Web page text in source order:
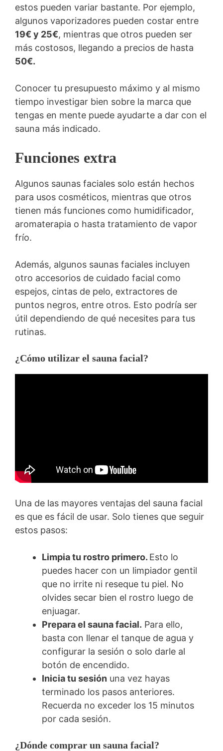
estos pueden variar bastante. Por ejemplo,
algunos vaporizadores pueden costar entre
19€ y 25€, mientras que otros pueden ser
más costosos, llegando a precios de hasta
50€.
Conocer tu presupuesto máximo y al mismo
tiempo investigar bien sobre la marca que
tengas en mente puede ayudarte a dar con el
sauna más indicado.
Funciones extra
Algunos saunas faciales solo están hechos
para usos cosméticos, mientras que otros
tienen más funciones como humidificador,
aromaterapia o hasta tratamiento de vapor
frío.
Además, algunos saunas faciales incluyen
otro accesorios de cuidado facial como
espejos, cintas de pelo, extractores de
puntos negros, entre otros. Esto podría ser
útil dependiendo de qué necesites para tus
rutinas.
¿Cómo utilizar el sauna facial?
Una de las mayores ventajas del sauna facial
es que es fácil de usar. Solo tienes que seguir
estos pasos:
Limpia tu rostro primero. Esto lo
puedes hacer con un limpiador gentil
que no irrite ni reseque tu piel. No
olvides secar bien el rostro luego de
enjuagar.
Prepara el sauna facial. Para ello,
basta con llenar el tanque de agua y
configurar la sesión o solo darle al
botón de encendido.
Inicia tu sesión una vez hayas
terminado los pasos anteriores.
Recuerda no exceder los 15 minutos
por cada sesión.
¿Dónde comprar un sauna facial?